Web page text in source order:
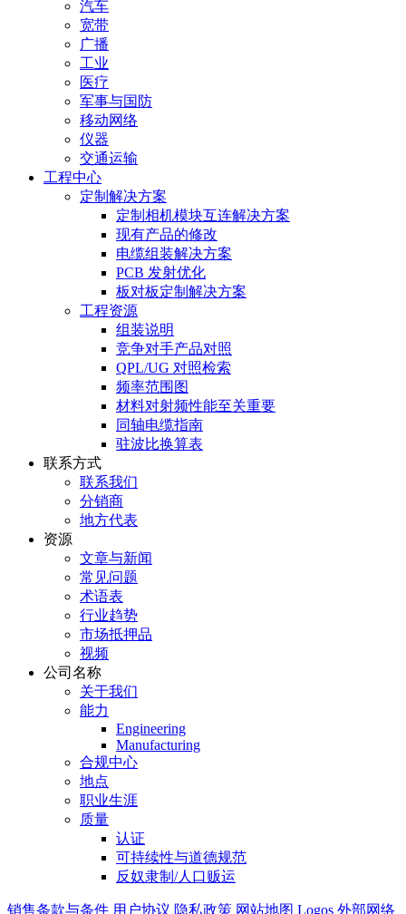
汽车
宽带
广播
工业
医疗
军事与国防
移动网络
仪器
交通运输
工程中心
定制解决方案
定制相机模块互连解决方案
现有产品的修改
电缆组装解决方案
PCB 发射优化
板对板定制解决方案
工程资源
组装说明
竞争对手产品对照
QPL/UG 对照检索
频率范围图
材料对射频性能至关重要
同轴电缆指南
驻波比换算表
联系方式
联系我们
分销商
地方代表
资源
文章与新闻
常见问题
术语表
行业趋势
市场抵押品
视频
公司名称
关于我们
能力
Engineering
Manufacturing
合规中心
地点
职业生涯
质量
认证
可持续性与道德规范
反奴隶制/人口贩运
销售条款与条件 用户协议 隐私政策 网站地图 Logos 外部网络